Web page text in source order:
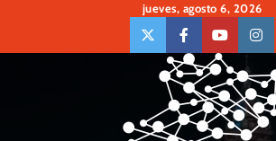
content
jueves, agosto 6, 2026
twiter Face Youtubeinsta